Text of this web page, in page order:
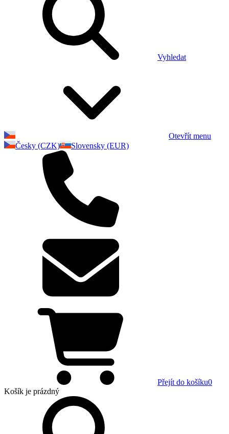
Vyhledat
Otevřít menu
Česky (CZK)
Slovensky (EUR)
Přejít do košíku0
Košík je prázdný